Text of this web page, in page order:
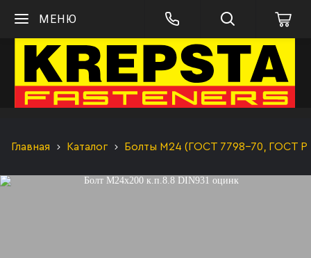
МЕНЮ
Главная Каталог Болты М24 (ГОСТ 7798-70, ГОСТ Р